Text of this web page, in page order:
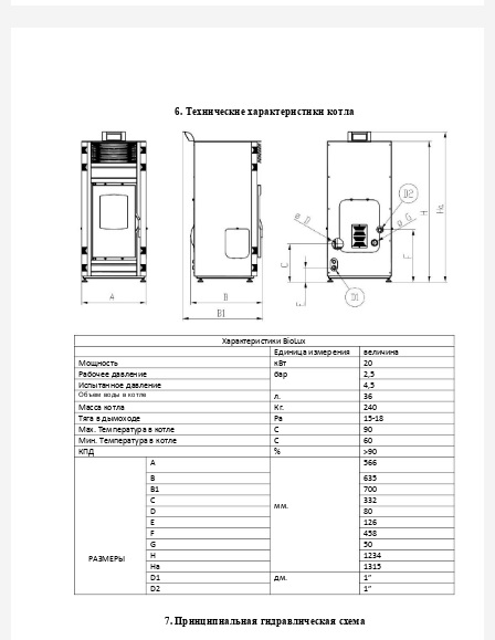
6. Технические характеристики котла
Характеристики Bio Lux
Единица измерения
величина
Мощность
кВт
20
Рабочее давление бар
2,5
Испытанное давление 4,5
Объем воды в котле л. 36
Масса котла Кг.
240
Тяга в дымоходе Pa 15-18
Мах. Температура в котле С 90
Мин. Температура в котле С
60
КПД
% >90
РАЗМЕРЫ
A
мм.
566
B
635
B1
700
C 332
D 80
E 126
F
458
G
50
H
1234
Ha
1315
D1
дм. 1”
D2
1”
7. Принципиальная гидравлическая схема